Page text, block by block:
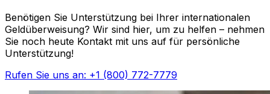
Benötigen Sie Unterstützung bei Ihrer internationalen
Geldüberweisung? Wir sind hier, um zu helfen – nehmen
Sie noch heute Kontakt mit uns auf für persönliche
Unterstützung!
Rufen Sie uns an: +1 (800) 772-7779